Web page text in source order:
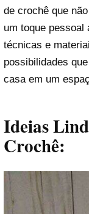
de crochê que
um toque pessoal
técnicas e
possibilidades
casa em um
Ideias
Crochê: